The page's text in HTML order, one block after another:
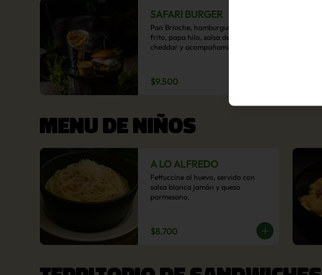
SAFARI BURGER
Pan Brioche, hamburguesa, huevo
frito, papa hilo, salsa de queso
cheddar y acompañamiento de
$9.500
MENU DE NIÑOS
A LO ALFREDO
Fettuccine al huevo, servido con
salsa blanca jamón y queso
parmesano.
$8.700